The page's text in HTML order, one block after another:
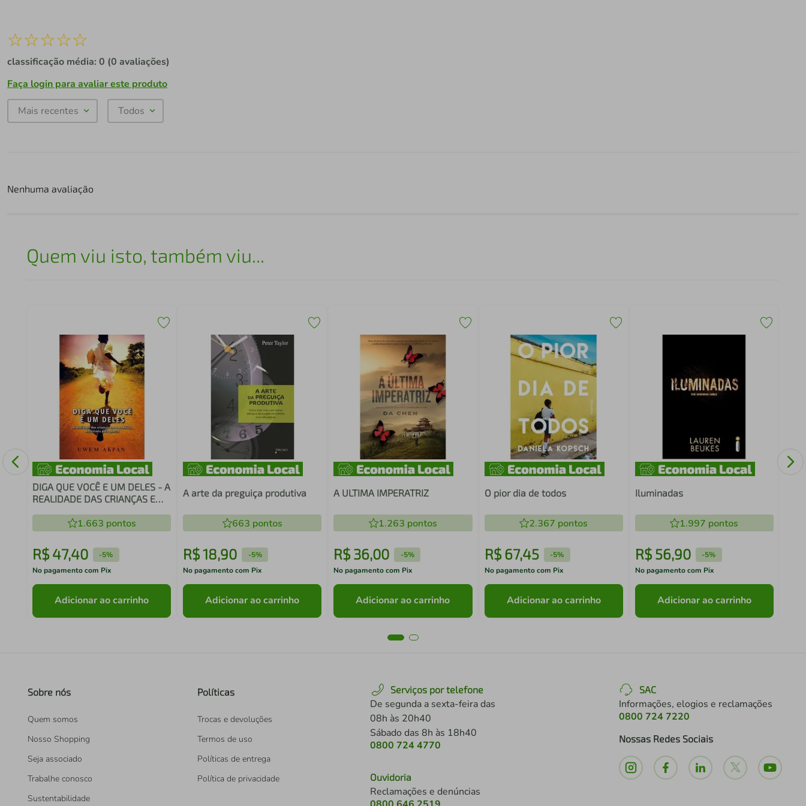
☆☆☆☆☆
classificação média: 0 (0 avaliações)
Faça login para avaliar este produto
Mais recentes Todos
Nenhuma avaliação
Quem viu isto, também viu...
DIGA QUE VOCÊ E UM DELES - A
REALIDADE DAS CRIANÇAS EM
1.663 pontos
R$ 47,40 -5%
No pagamento com Pix
Adicionar ao carrinho
A arte da preguiça produtiva
663 pontos
R$18,90 -5%
No pagamento com Pix
Adicionar ao carrinho
A ULTIMA IMPERATRIZ
1.263 pontos
R$36,00 -5%
No pagamento com Pix
Adicionar ao carrinho
O pior dia de todos
2.367 pontos
R$ 67,45 -5%
No pagamento com Pix
Adicionar ao carrinho
Iluminadas
1.997 pontos
R$ 56,90 -5%
No pagamento com Pix
Adicionar ao carrinho
Sobre nós
Quem somos
Nosso Shopping
Seja associado
Trabalhe conosco
Sustentabilidade
Políticas
Trocas e devoluções
Termos de uso
Políticas de entrega
Política de privacidade
Serviços por telefone
De segunda a sexta-feira das
08h às 20h40
Sábado das 8h às 18h40
0800 724 4770
Ouvidoria
Reclamações e denúncias
SAC
Informações, elogios e reclamações
0800 724 7220
Nossas Redes Sociais